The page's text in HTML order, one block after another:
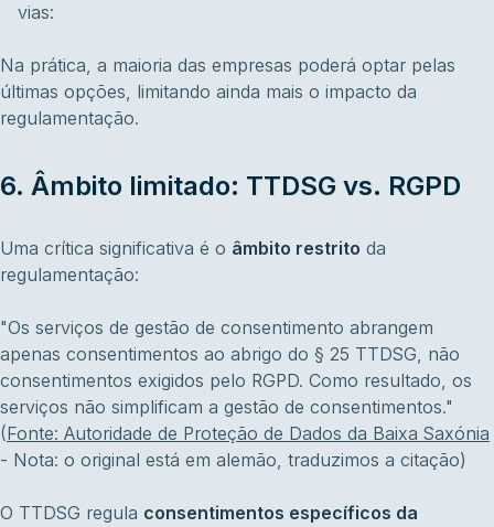
vias:
Na prática, a maioria das empresas poderá optar pelas
últimas opções, limitando ainda mais o impacto da
regulamentação.
6. Âmbito limitado: TTDSG vs. RGPD
Uma crítica significativa é o âmbito restrito da
regulamentação:
"Os serviços de gestão de consentimento abrangem
apenas consentimentos ao abrigo do § 25 TTDSG, não
consentimentos exigidos pelo RGPD. Como resultado, os
serviços não simplificam a gestão de consentimentos."
(Fonte: Autoridade de Proteção de Dados da Baixa Saxónia
- Nota: o original está em alemão, traduzimos a citação)
O TTDSG regula consentimentos específicos da